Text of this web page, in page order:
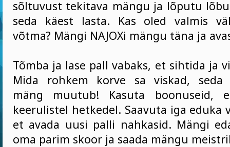
sõltuvust tekitava mängu ja lõputu
seda käest lasta. Kas oled valmis
võtma? Mängi NAJOXi mängu täna ja
Tõmba ja lase pall vabaks, et sihtida ja
Mida rohkem korve sa viskad, seda
mäng muutub! Kasuta boonuseid,
keerulistel hetkedel. Saavuta iga eduka
et avada uusi palli nahkasid. Mängi
oma parim skoor ja saada mängu